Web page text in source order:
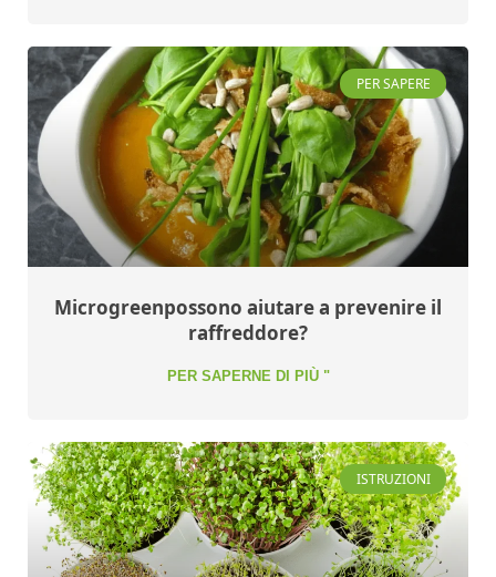
PER SAPERE
Microgreenpossono aiutare a prevenire il
raffreddore?
PER SAPERNE DI PIÙ "
ISTRUZIONI